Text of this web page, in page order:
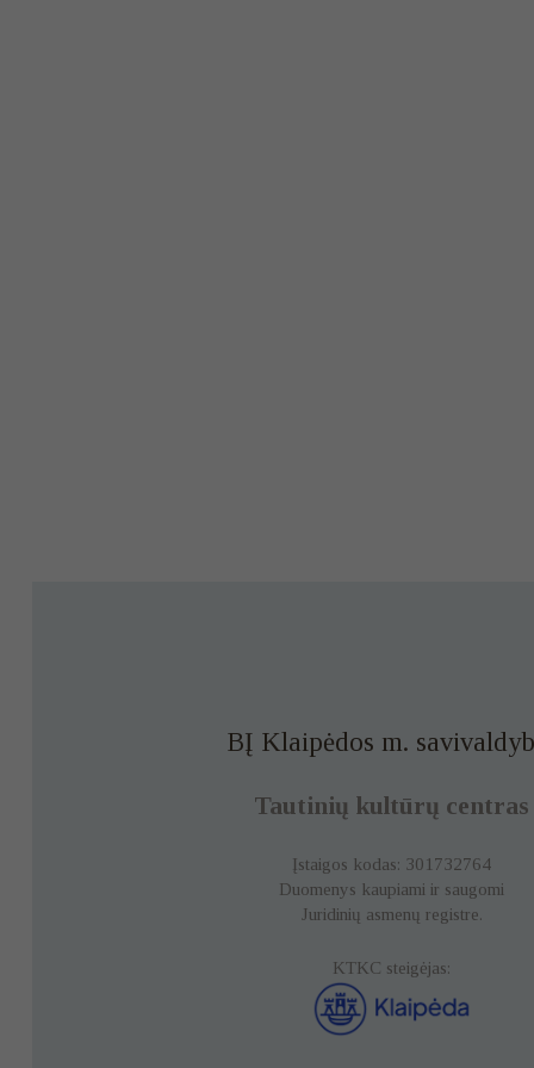
BĮ Klaipėdos m.
Tautinių kultūrų centras
Įstaigos kodas: 301732764
Duomenys kaupiami ir saugomi
Juridinių asmenų registre.
KTKC steigėjas: